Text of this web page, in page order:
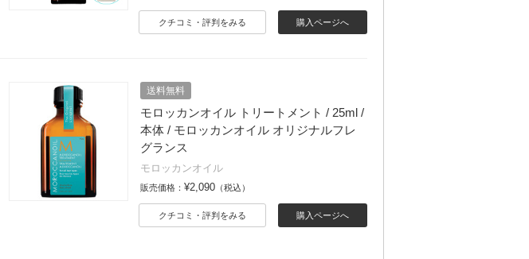
購入ページへ
クチコミ・評判をみる
送料無料
モロッカンオイル トリートメント / 25ml /
本体 / モロッカンオイル オリジナルフレ
グランス
モロッカンオイル
販売価格： ¥2,090 （税込）
購入ページへ
クチコミ・評判をみる